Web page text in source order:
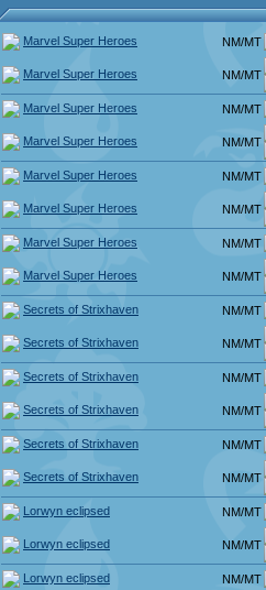
Marvel Super Heroes
NM/MT
Marvel Super Heroes
NM/MT
Marvel Super Heroes
NM/MT
Marvel Super Heroes
NM/MT
Marvel Super Heroes
NM/MT
Marvel Super Heroes
NM/MT
Marvel Super Heroes
NM/MT
Marvel Super Heroes
NM/MT
Secrets of Strixhaven
NM/MT
Secrets of Strixhaven
NM/MT
Secrets of Strixhaven
NM/MT
Secrets of Strixhaven
NM/MT
Secrets of Strixhaven
NM/MT
Secrets of Strixhaven
NM/MT
Lorwyn eclipsed
NM/MT
Lorwyn eclipsed
NM/MT
Lorwyn eclipsed
NM/MT